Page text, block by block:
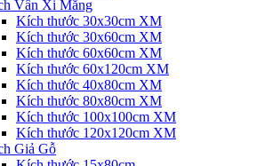
Vân Xi Măng
Kích thước 30x30cm XM
Kích thước 30x60cm XM
Kích thước 60x60cm XM
Kích thước 60x120cm XM
Kích thước 40x80cm XM
Kích thước 80x80cm XM
Kích thước 100x100cm XM
Kích thước 120x120cm XM
Giả Gỗ